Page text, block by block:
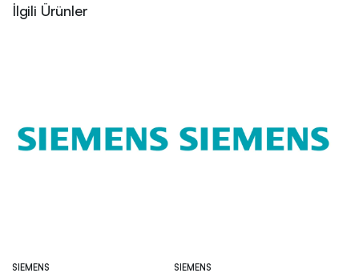
İlgili Ürünler
SIEMENS SIEMENS